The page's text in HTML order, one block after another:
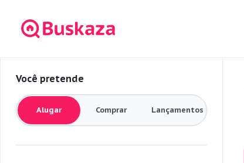
Você pretende
Alugar Comprar Lançamentos